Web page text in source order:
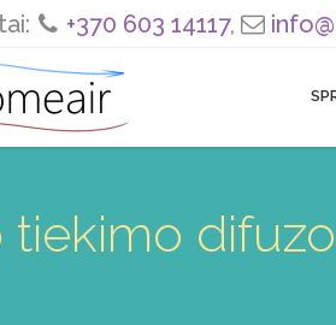
+370 603 14117,
tiekimo